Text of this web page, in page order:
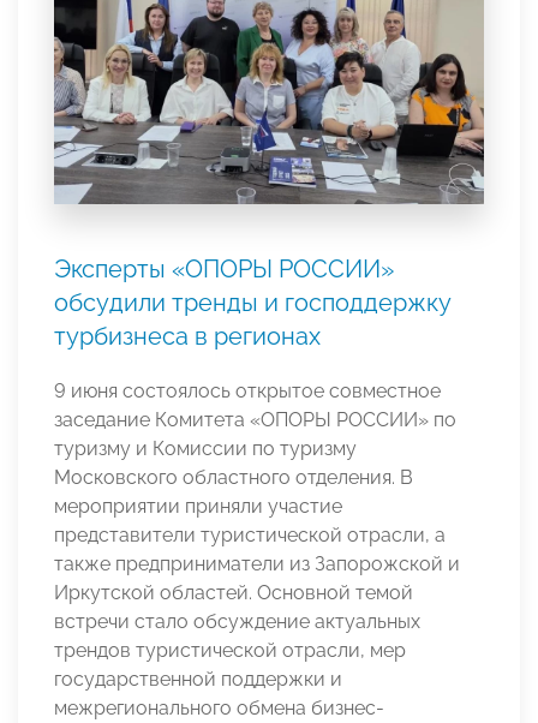
Эксперты «ОПОРЫ РОССИИ»
обсудили тренды и господдержку
турбизнеса в регионах
9 июня состоялось открытое совместное
заседание Комитета «ОПОРЫ РОССИИ» по
туризму и Комиссии по туризму
Московского областного отделения. В
мероприятии приняли участие
представители туристической отрасли, а
также предприниматели из Запорожской и
Иркутской областей. Основной темой
встречи стало обсуждение актуальных
трендов туристической отрасли, мер
государственной поддержки и
межрегионального обмена бизнес-